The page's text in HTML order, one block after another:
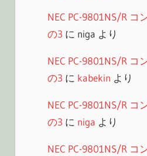
NEC PC-9801NS/R コ
の3 に niga より
NEC PC-9801NS/R コ
の3 に kabekin より
NEC PC-9801NS/R コ
の3 に niga より
NEC PC-9801NS/R コ